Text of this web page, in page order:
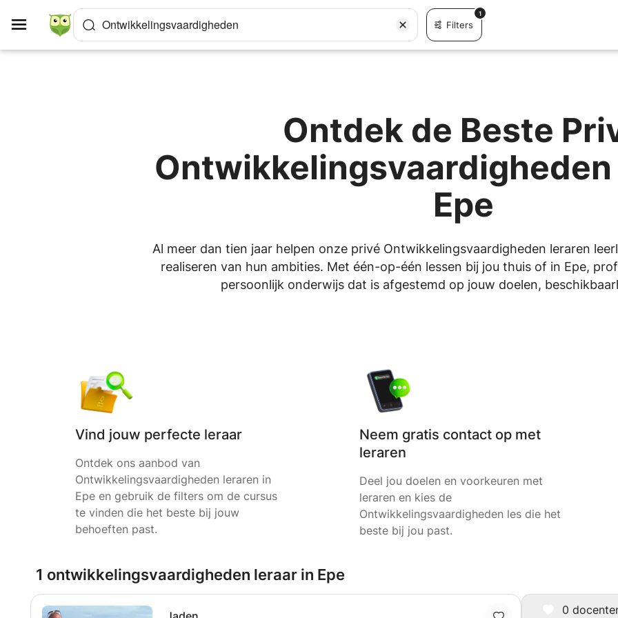
Ontwikkelingsvaardigheden Filters
1
Ontdek de Beste
Ontwikkelingsvaardigheden
Epe
Al meer dan tien jaar helpen onze privé Ontwikkelingsvaardigheden leraren
realiseren van hun ambities. Met één-op-één lessen bij jou thuis of in Epe,
persoonlijk onderwijs dat is afgestemd op jouw doelen,
Vind jouw perfecte leraar
Ontdek ons aanbod van
Ontwikkelingsvaardigheden leraren in
Epe en gebruik de filters om de cursus
te vinden die het beste bij jouw
behoeften past.
Neem gratis contact op met
leraren
Deel jou doelen en voorkeuren met
leraren en kies de
Ontwikkelingsvaardigheden les die het
beste bij jou past.
0
1 ontwikkelingsvaardigheden leraar in Epe